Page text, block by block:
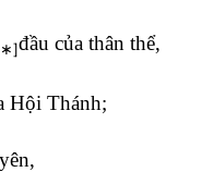
đầu của thân thể,
Hội Thánh;